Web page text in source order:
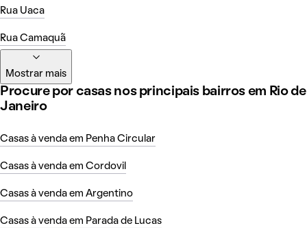
Rua Uaca
Rua Camaquã
Mostrar mais
Procure por casas nos principais bairros em Rio de
Janeiro
Casas à venda em Penha Circular
Casas à venda em Cordovil
Casas à venda em Argentino
Casas à venda em Parada de Lucas